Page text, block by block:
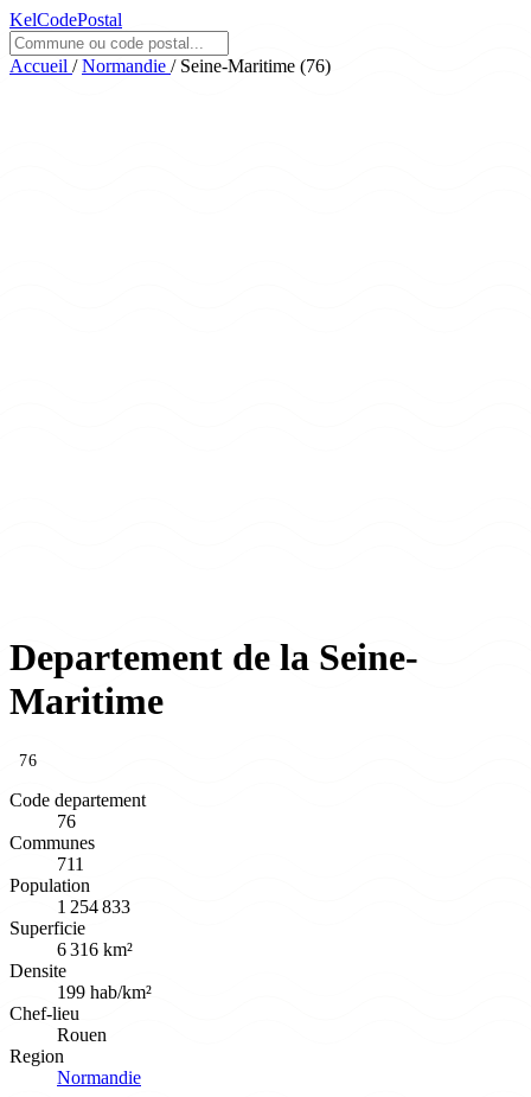
KelCodePostal
Accueil / Normandie / Seine-Maritime (76)
Departement de la Seine-
Maritime
76
Code departement
76
Communes
711
Population
1 254 833
Superficie
6 316 km²
Densite
199 hab/km²
Chef-lieu
Rouen
Region
Normandie